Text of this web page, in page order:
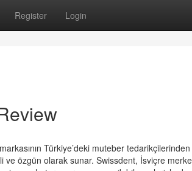
Register Login
Türkiye’deki muteber
ve özgün olarak sunar. Swissdent, İsviçre